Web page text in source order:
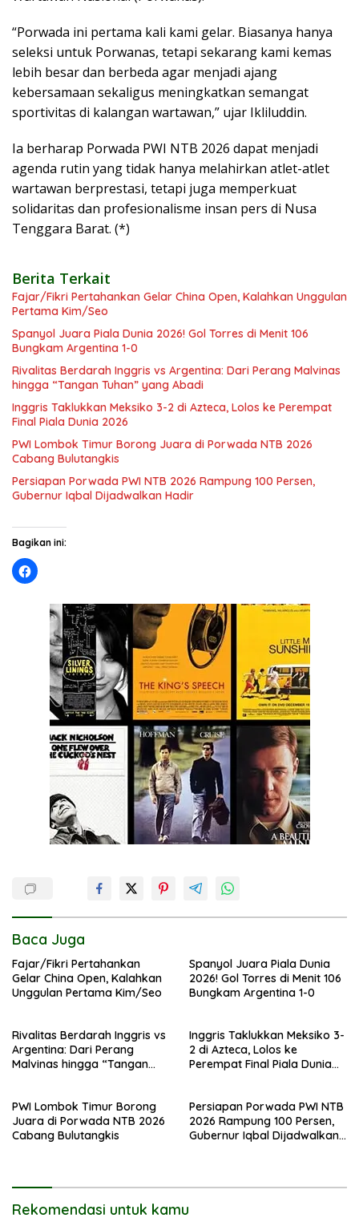
“Porwada ini pertama kali kami gelar. Biasanya hanya
seleksi untuk Porwanas, tetapi sekarang kami kemas
lebih besar dan berbeda agar menjadi ajang
kebersamaan sekaligus meningkatkan semangat
sportivitas di kalangan wartawan,” ujar Ikliluddin.
Ia berharap Porwada PWI NTB 2026 dapat menjadi
agenda rutin yang tidak hanya melahirkan atlet-atlet
wartawan berprestasi, tetapi juga memperkuat
solidaritas dan profesionalisme insan pers di Nusa
Tenggara Barat. (*)
Berita Terkait
Fajar/Fikri Pertahankan Gelar China Open, Kalahkan Unggulan
Pertama Kim/Seo
Spanyol Juara Piala Dunia 2026! Gol Torres di Menit 106
Bungkam Argentina 1-0
Rivalitas Berdarah Inggris vs Argentina: Dari Perang Malvinas
hingga “Tangan Tuhan” yang Abadi
Inggris Taklukkan Meksiko 3-2 di Azteca, Lolos ke Perempat
Final Piala Dunia 2026
PWI Lombok Timur Borong Juara di Porwada NTB 2026
Cabang Bulutangkis
Persiapan Porwada PWI NTB 2026 Rampung 100 Persen,
Gubernur Iqbal Dijadwalkan Hadir
Bagikan ini:
Baca Juga
Fajar/Fikri Pertahankan
Gelar China Open, Kalahkan
Unggulan Pertama Kim/Seo
Spanyol Juara Piala Dunia
2026! Gol Torres di Menit 106
Bungkam Argentina 1-0
Rivalitas Berdarah Inggris vs
Argentina: Dari Perang
Malvinas hingga “Tangan
Inggris Taklukkan Meksiko 3-
2 di Azteca, Lolos ke
Perempat Final Piala Dunia
PWI Lombok Timur Borong
Juara di Porwada NTB 2026
Cabang Bulutangkis
Persiapan Porwada PWI NTB
2026 Rampung 100 Persen,
Gubernur Iqbal Dijadwalkan
Rekomendasi untuk kamu